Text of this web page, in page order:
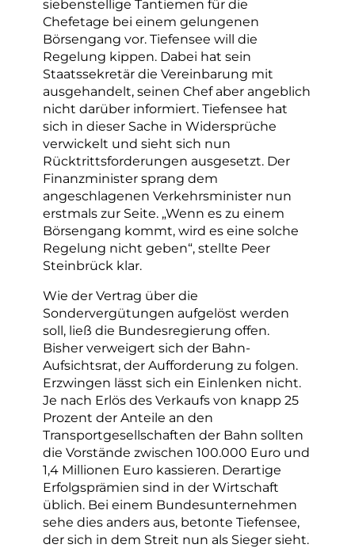
siebenstellige Tantiemen für die
Chefetage bei einem gelungenen
Börsengang vor. Tiefensee will die
Regelung kippen. Dabei hat sein
Staatssekretär die Vereinbarung mit
ausgehandelt, seinen Chef aber angeblich
nicht darüber informiert. Tiefensee hat
sich in dieser Sache in Widersprüche
verwickelt und sieht sich nun
Rücktrittsforderungen ausgesetzt. Der
Finanzminister sprang dem
angeschlagenen Verkehrsminister nun
erstmals zur Seite. „Wenn es zu einem
Börsengang kommt, wird es eine solche
Regelung nicht geben“, stellte Peer
Steinbrück klar.
Wie der Vertrag über die
Sondervergütungen aufgelöst werden
soll, ließ die Bundesregierung offen.
Bisher verweigert sich der Bahn-
Aufsichtsrat, der Aufforderung zu folgen.
Erzwingen lässt sich ein Einlenken nicht.
Je nach Erlös des Verkaufs von knapp 25
Prozent der Anteile an den
Transportgesellschaften der Bahn sollten
die Vorstände zwischen 100.000 Euro und
1,4 Millionen Euro kassieren. Derartige
Erfolgsprämien sind in der Wirtschaft
üblich. Bei einem Bundesunternehmen
sehe dies anders aus, betonte Tiefensee,
der sich in dem Streit nun als Sieger sieht.